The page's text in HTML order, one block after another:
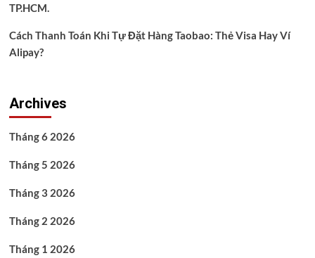
TP.HCM.
Cách Thanh Toán Khi Tự Đặt Hàng Taobao: Thẻ Visa Hay Ví
Alipay?
Archives
Tháng 6 2026
Tháng 5 2026
Tháng 3 2026
Tháng 2 2026
Tháng 1 2026